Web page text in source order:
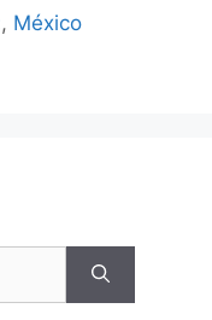
, México